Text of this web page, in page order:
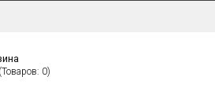
(Товаров: 0)